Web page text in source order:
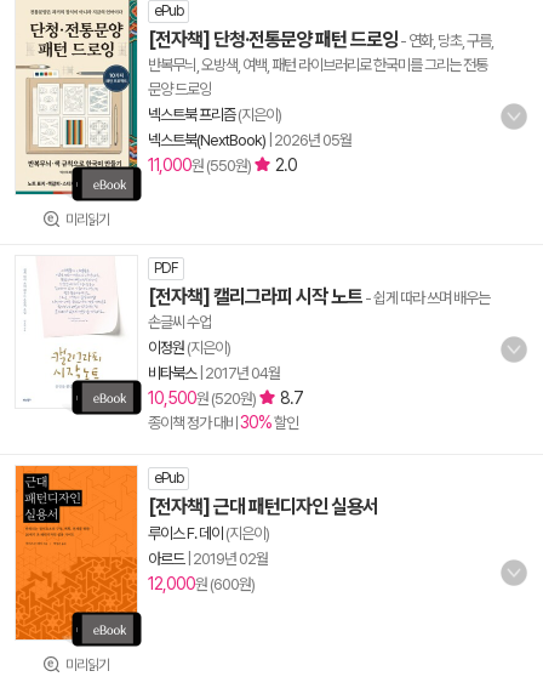
미리읽기
ePub
[전자책] 단청·전통문양 패턴 드로잉 - 연화, 당초, 구름,
반복무늬, 오방색, 여백, 패턴 라이브러리로 한국미를 그리는 전통
문양 드로잉
넥스트북 프리즘(지은이)
넥스트북(NextBook) 2026년 05월
11,000원 (550원) 2.0
PDF
[전자책] 캘리그라피 시작 노트 - 쉽게 따라 쓰며 배우는
손글씨 수업
이정원 (지은이)
비타북스| 2017년 04월
10,500원 (520원) 8.7
종이책 정가 대비 30%할인
미리읽기
ePub
[전자책] 근대 패턴디자인 실용서
루이스 F. 데이 (지은이)
아르드| 2019년 02월
12,000원 (600원)